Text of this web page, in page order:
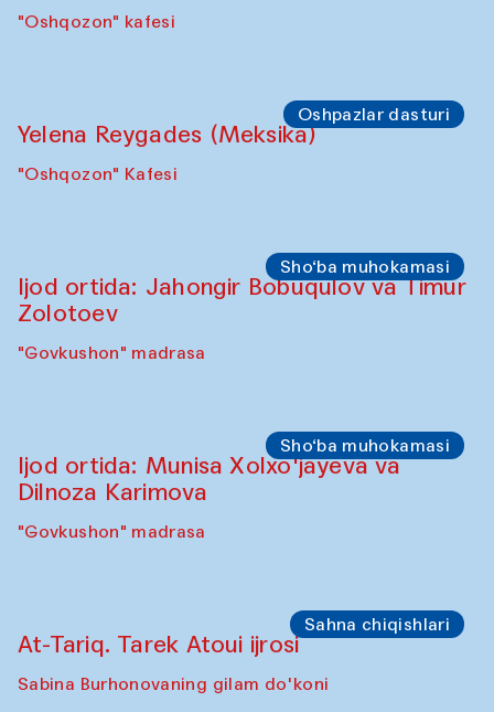
"Oshqozon" kafesi
Oshpazlar dasturi
Yelena Reygades (Meksika)
"Oshqozon" Kafesi
Sho‘ba muhokamasi
Ijod ortida: Jahongir Bobuqulov va Timur
Zolotoev
"Govkushon" madrasa
Sho‘ba muhokamasi
Ijod ortida: Munisa Xolxo'jayeva va
Dilnoza Karimova
"Govkushon" madrasa
Sahna chiqishlari
At-Tariq. Tarek Atoui ijrosi
Sabina Burhonovaning gilam do'koni